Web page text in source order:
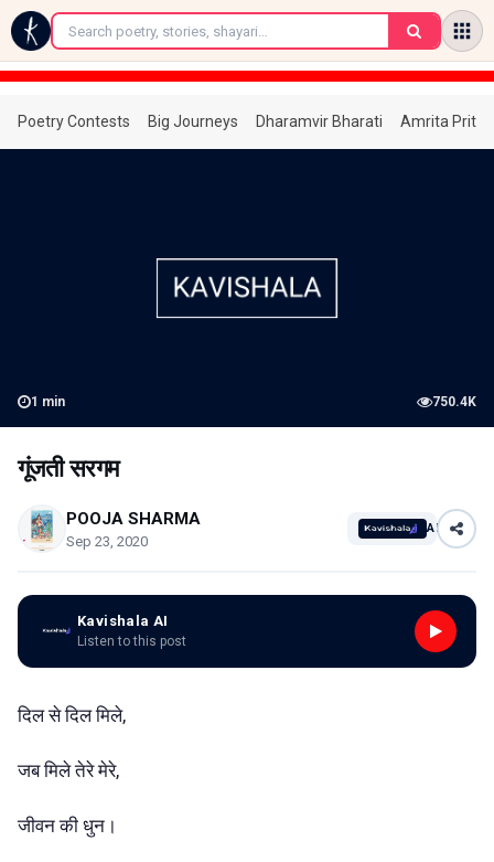
←
Poetry Contests Big Journeys Dharamvir Bharati Amrita
1 min 750.4K
गूंजती सरगम
POOJA SHARMA
Sep 23, 2020
AI
Kavishala AI
Listen to this post
दिल से दिल मिले,
जब मिले तेरे मेरे,
जीवन की धुन।